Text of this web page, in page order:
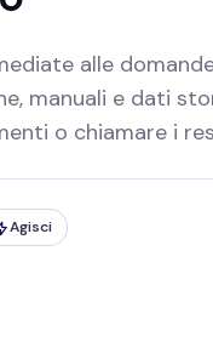
alle
manuali e dati
o chiamare i
Agisci